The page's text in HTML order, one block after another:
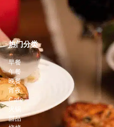
热门分类
早餐
午餐
晚餐
宵夜
Cafe
火锅
甜品